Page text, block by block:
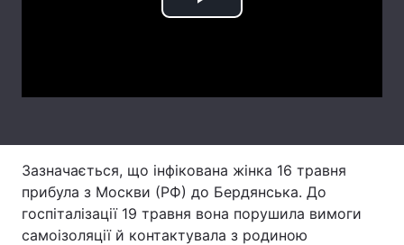
Послуги
Play
Зазначається, що інфікована жінка 16 травня
прибула з Москви (РФ) до Бердянська. До
госпіталізації 19 травня вона порушила вимоги
самоізоляції й контактувала з родиною